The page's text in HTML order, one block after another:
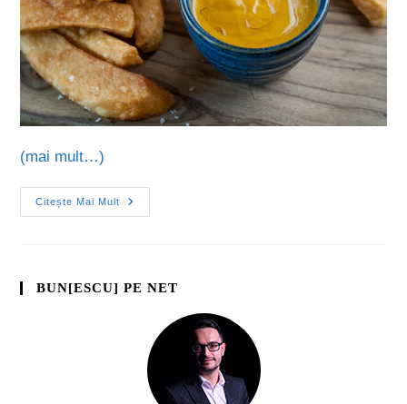
(mai mult…)
Citește Mai Mult
BUN[ESCU] PE NET